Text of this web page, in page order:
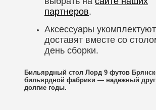
партнеров.
Аксессуары
доставят вместе со
день сборки.
Бильярдный стол Лорд 9 футов
бильярдной фабрики — надежный
долгие годы.